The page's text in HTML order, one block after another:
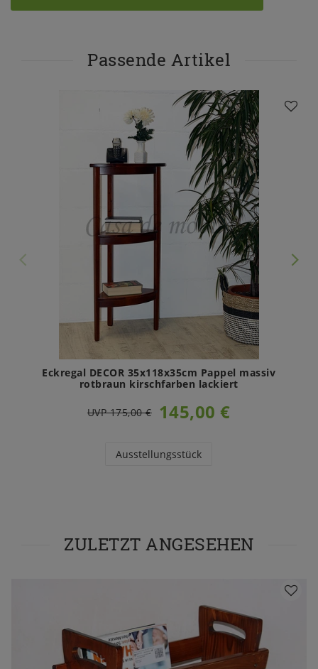
Passende Artikel
Eckregal DECOR 35x118x35cm Pappel massiv
rotbraun kirschfarben lackiert
UVP 175,00 € 145,00 €
Ausstellungsstück
ZULETZT ANGESEHEN